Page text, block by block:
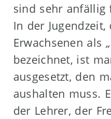
sind sehr anfällig
In der
Erwachsenen als
bezeichnet, ist
ausgesetzt, den
aushalten muss.
der Lehrer, der